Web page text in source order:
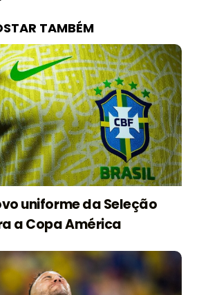
TAMBÉM
uniforme da Seleção
a Copa América